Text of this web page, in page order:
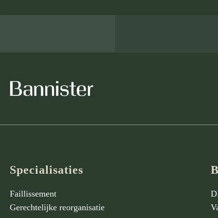
Specialisaties
Faillissement
Gerechtelijke reorganisatie